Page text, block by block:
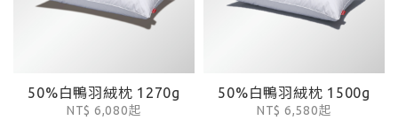
50%白鴨羽絨枕 1270g
NT$ 6,080起
50%白鴨羽絨枕 1500g
NT$ 6,580起